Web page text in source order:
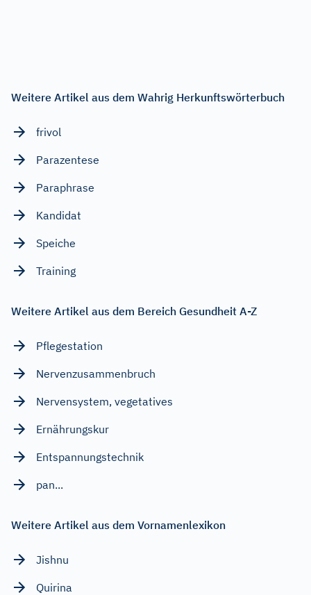
Weitere Artikel aus dem Wahrig Herkunftswörterbuch
frivol
Parazentese
Paraphrase
Kandidat
Speiche
Training
Weitere Artikel aus dem Bereich Gesundheit A-Z
Pflegestation
Nervenzusammenbruch
Nervensystem, vegetatives
Ernährungskur
Entspannungstechnik
pan...
Weitere Artikel aus dem Vornamenlexikon
Jishnu
Quirina